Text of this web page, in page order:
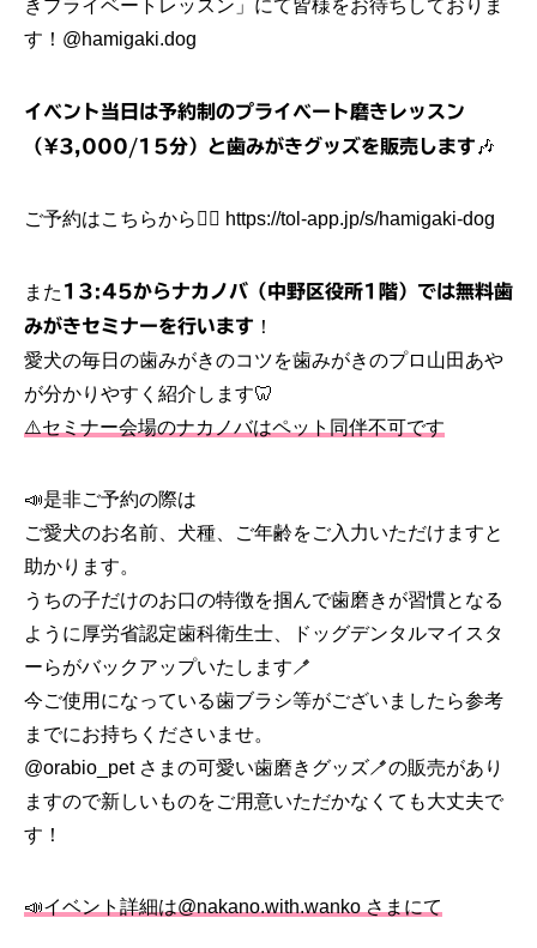
きプライベートレッスン」にて皆様をお待ちしておりま
す！ @hamigaki.dog
イベント当日は予約制のプライベート磨きレッスン
（¥3,000/15分）と歯みがきグッズを販売します 🎶
ご予約はこちらから💁‍♀️ https://tol-app.jp/s/hamigaki-dog
また 13:45からナカノバ（中野区役所1階）では無料歯
みがきセミナーを行います ！
愛犬の毎日の歯みがきのコツを歯みがきのプロ山田あや
が分かりやすく紹介します🦷
⚠️セミナー会場のナカノバはペット同伴不可です
📣是非ご予約の際は
ご愛犬のお名前、犬種、ご年齢をご入力いただけますと
助かります。
うちの子だけのお口の特徴を掴んで歯磨きが習慣となる
ように厚労省認定歯科衛生士、ドッグデンタルマイスタ
ーらがバックアップいたします🪥
今ご使用になっている歯ブラシ等がございましたら参考
までにお持ちくださいませ。
@orabio_petさまの可愛い歯磨きグッズ🪥の販売があり
ますので新しいものをご用意いただかなくても大丈夫で
す！
📣イベント詳細は@nakano.with.wanko さまにて